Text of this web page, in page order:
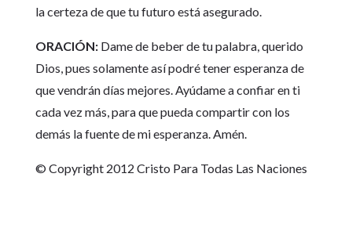
la certeza de que tu futuro está asegurado.
ORACIÓN:Dame de beber de tu palabra, querido
Dios, pues solamente así podré tener esperanza de
que vendrán días mejores. Ayúdame a confiar en ti
cada vez más, para que pueda compartir con los
demás la fuente de mi esperanza. Amén.
© Copyright 2012 Cristo Para Todas Las Naciones